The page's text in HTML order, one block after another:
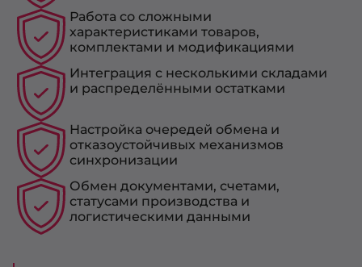
Работа со сложными
характеристиками товаров,
комплектами и модификациями
Интеграция с несколькими складами
и распределёнными остатками
Настройка очередей обмена и
отказоустойчивых механизмов
синхронизации
Обмен документами, счетами,
статусами производства и
логистическими данными